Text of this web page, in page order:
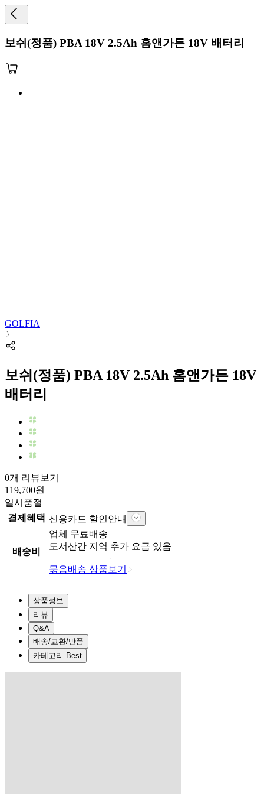
보쉬(정품) PBA 18V 2.5Ah 홈앤가든 18V 배터리
GOLFIA
보쉬(정품) PBA 18V 2.5Ah 홈앤가든 18V
배터리
0개 리뷰보기
119,700원
일시품절
결제혜택 신용카드 할인안내
배송비
업체 무료배송
도서산간 지역 추가 요금 있음
묶음배송 상품보기
상품정보
리뷰
Q&A
배송/교환/반품
카테고리 Best